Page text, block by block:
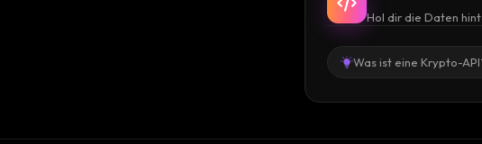
Hol dir die Daten
Was ist eine Krypto-